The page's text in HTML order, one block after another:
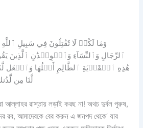
ٱلرِّجَالِ وَٱلنِّسَآءِ وَٱلۡوِلۡدَٰنِ ٱلَّذِينَ
هَٰذِهِ ٱلۡقَرۡيَةِ ٱلظَّالِمِ أَهۡلُهَا وَٱجۡعَل
لَّنَا مِن لَّدُنكَ نَصِيرًا
আল্লাহর রাস্তায় লড়াই করছ না! অথচ দুর্বল পুরুষ,
রব, আমাদেরকে বের করুন এ জনপদ থেকে’ যার